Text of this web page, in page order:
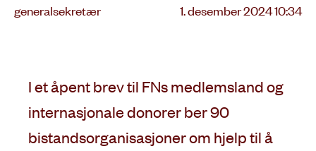
generalsekretær
Lagt
1. desember 2024 10:34
I et åpent brev til FNs medlemsland og
internasjonale donorer ber 90
bistandsorganisasjoner om hjelp til å